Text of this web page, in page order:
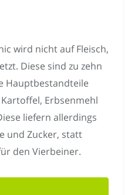
wird nicht auf Fleisch,
Diese sind zu zehn
Hauptbestandteile
Erbsenmehl
liefern allerdings
und Zucker, statt
den Vierbeiner.